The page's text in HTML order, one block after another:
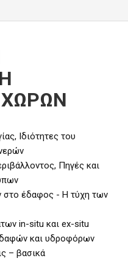
Ιδιότητες του
Πηγές και
στο έδαφος - Η τύχη των
in-situ και ex-situ
και υδροφόρων
– βασικά